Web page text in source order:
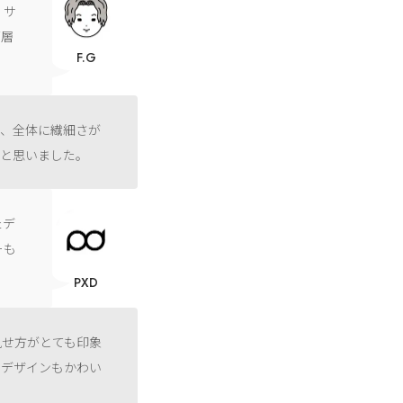
F.G
全体に繊細さが
思いました。
PXD
方がとても印象
ザインもかわい